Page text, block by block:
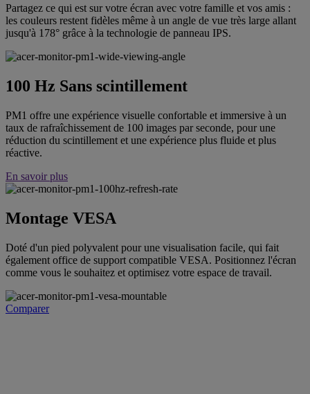
Partagez ce qui est sur votre écran avec votre famille et vos amis :
les couleurs restent fidèles même à un angle de vue très large allant
jusqu'à 178° grâce à la technologie de panneau IPS.
100 Hz Sans scintillement
PM1 offre une expérience visuelle confortable et immersive à un
taux de rafraîchissement de 100 images par seconde, pour une
réduction du scintillement et une expérience plus fluide et plus
réactive.
En savoir plus
Montage VESA
Doté d'un pied polyvalent pour une visualisation facile, qui fait
également office de support compatible VESA. Positionnez l'écran
comme vous le souhaitez et optimisez votre espace de travail.
Comparer